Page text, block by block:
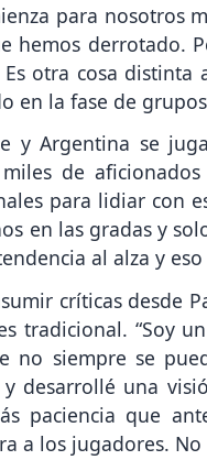
para nosotros
hemos derrotado.
otra cosa
en la fase de
y Argentina se
de
para lidiar con
en las gradas y
al alza y
críticas desde
tradicional. “Soy
no siempre se
desarrollé una
paciencia que
a los jugadores.